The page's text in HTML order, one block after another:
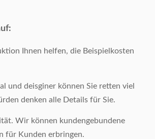
Modern
Optional
Ausgeglichenes Glas
Ihnen helfen, die Beispielkosten
und deisginer können Sie retten viel
denken alle Details für Sie.
Wir können kundengebundene
für Kunden erbringen.